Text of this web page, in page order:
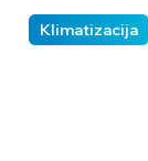
Klimatizacija